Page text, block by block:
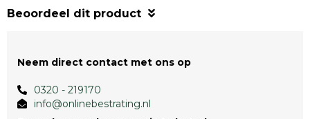
Beoordeel dit product
Neem direct contact met ons op
0320 - 219170
info@onlinebestrating.nl